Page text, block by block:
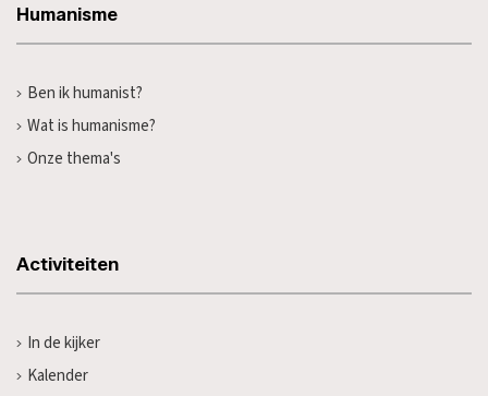
Humanisme
Ben ik humanist?
Wat is humanisme?
Onze thema's
Activiteiten
In de kijker
Kalender